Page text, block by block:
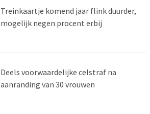
Treinkaartje komend jaar flink duurder,
mogelijk negen procent erbij
Deels voorwaardelijke celstraf na
aanranding van 30 vrouwen